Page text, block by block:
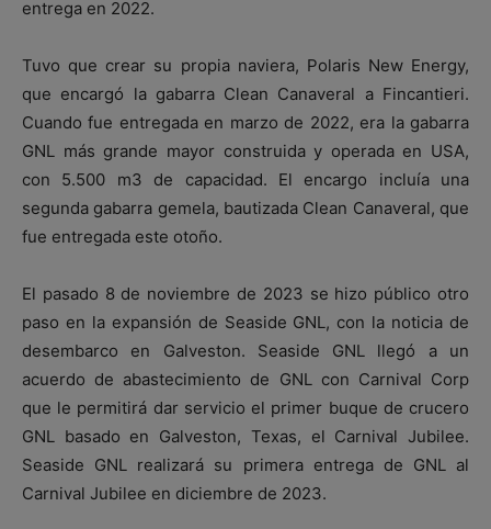
entrega en 2022.
Tuvo que crear su propia naviera, Polaris New Energy,
que encargó la gabarra Clean Canaveral a Fincantieri.
Cuando fue entregada en marzo de 2022, era la gabarra
GNL más grande mayor construida y operada en USA,
con 5.500 m3 de capacidad. El encargo incluía una
segunda gabarra gemela, bautizada Clean Canaveral, que
fue entregada este otoño.
El pasado 8 de noviembre de 2023 se hizo público otro
paso en la expansión de Seaside GNL, con la noticia de
desembarco en Galveston. Seaside GNL llegó a un
acuerdo de abastecimiento de GNL con Carnival Corp
que le permitirá dar servicio el primer buque de crucero
GNL basado en Galveston, Texas, el Carnival Jubilee.
Seaside GNL realizará su primera entrega de GNL al
Carnival Jubilee en diciembre de 2023.